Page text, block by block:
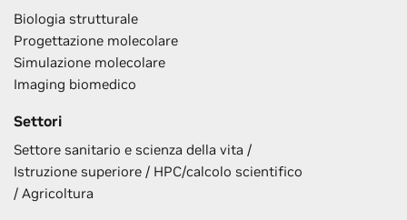
Biologia strutturale
Progettazione molecolare
Simulazione molecolare
Imaging biomedico
Settori
Settore sanitario e scienza della vita /
Istruzione superiore / HPC/calcolo scientifico
/ Agricoltura